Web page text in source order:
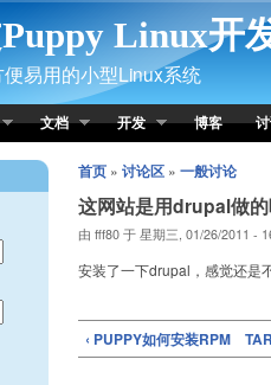
Linux开
易用的小型Linux系统
文档 开发 博客
首页» 讨论区» 一般讨论
这网站是用drupal做
由 fff80 于 星期三, 01/26/2011 -
安装了一下drupal，感觉还是
‹ PUPPY如何安装RPM